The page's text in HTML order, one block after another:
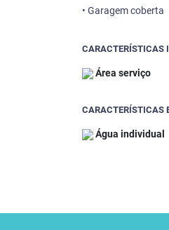
• Garagem coberta
CARACTERÍSTICAS
Área serviço
CARACTERÍSTICAS
Água individual